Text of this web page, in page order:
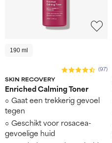
190 ml
SKIN RECOVERY
(97)
Enriched Calming Toner
Gaat een trekkerig gevoel
tegen
Geschikt voor rosacea-
gevoelige huid